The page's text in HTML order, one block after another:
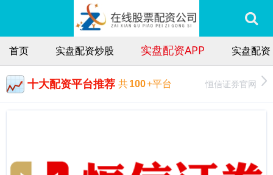
首页 实盘配资炒股 实盘配资APP 实盘配资
十大配资平台推荐 共100+平台 恒信证券官网